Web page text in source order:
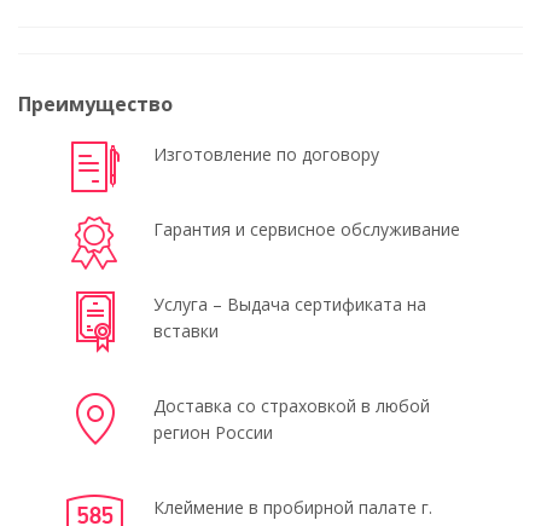
Преимущество
Изготовление по договору
Гарантия и сервисное обслуживание
Услуга – Выдача сертификата на
вставки
Доставка со страховкой в любой
регион России
Клеймение в пробирной палате г.